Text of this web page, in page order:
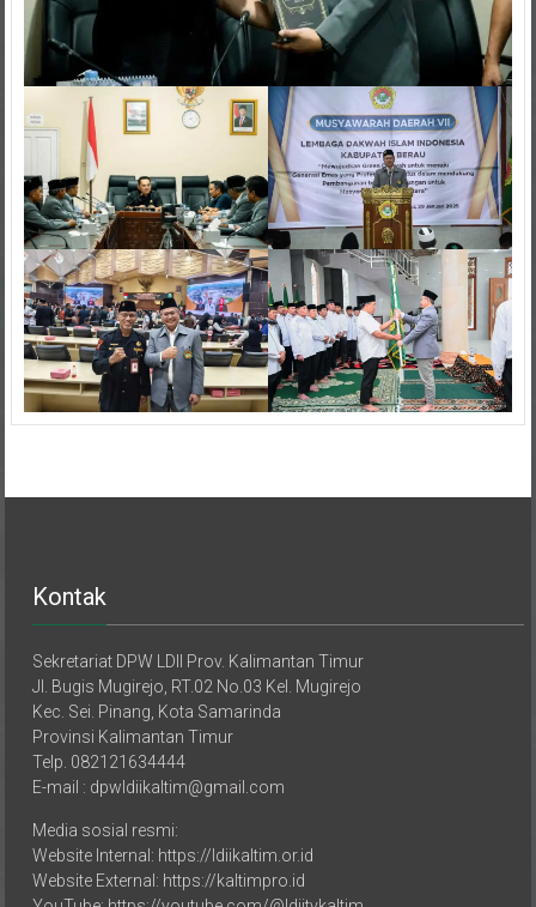
Jl. Bugis Mugirejo, RT.02 No.03 Kel. Mugirejo
Kec. Sei. Pinang, Kota Samarinda
Provinsi Kalimantan Timur
Telp. 082121634444
E-mail : dpwldiikaltim@gmail.com
Website Internal: https://ldiikaltim.or.id
Website External: https://kaltimpro.id
YouTube: https://youtube.com/@ldiitvkaltim